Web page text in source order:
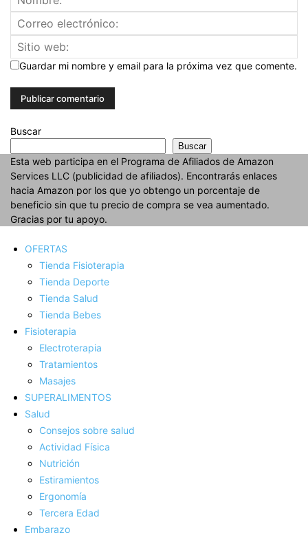
Guardar mi nombre y email para la próxima vez que comente.
Buscar
Buscar
Esta web participa en el Programa de Afiliados de Amazon
Services LLC (publicidad de afiliados). Encontrarás enlaces
hacia Amazon por los que yo obtengo un porcentaje de
beneficio sin que tu precio de compra se vea aumentado.
Gracias por tu apoyo.
OFERTAS
Tienda Fisioterapia
Tienda Deporte
Tienda Salud
Tienda Bebes
Fisioterapia
Electroterapia
Tratamientos
Masajes
SUPERALIMENTOS
Salud
Consejos sobre salud
Actividad Fí­sica
Nutrición
Estiramientos
Ergonomí­a
Tercera Edad
Embarazo